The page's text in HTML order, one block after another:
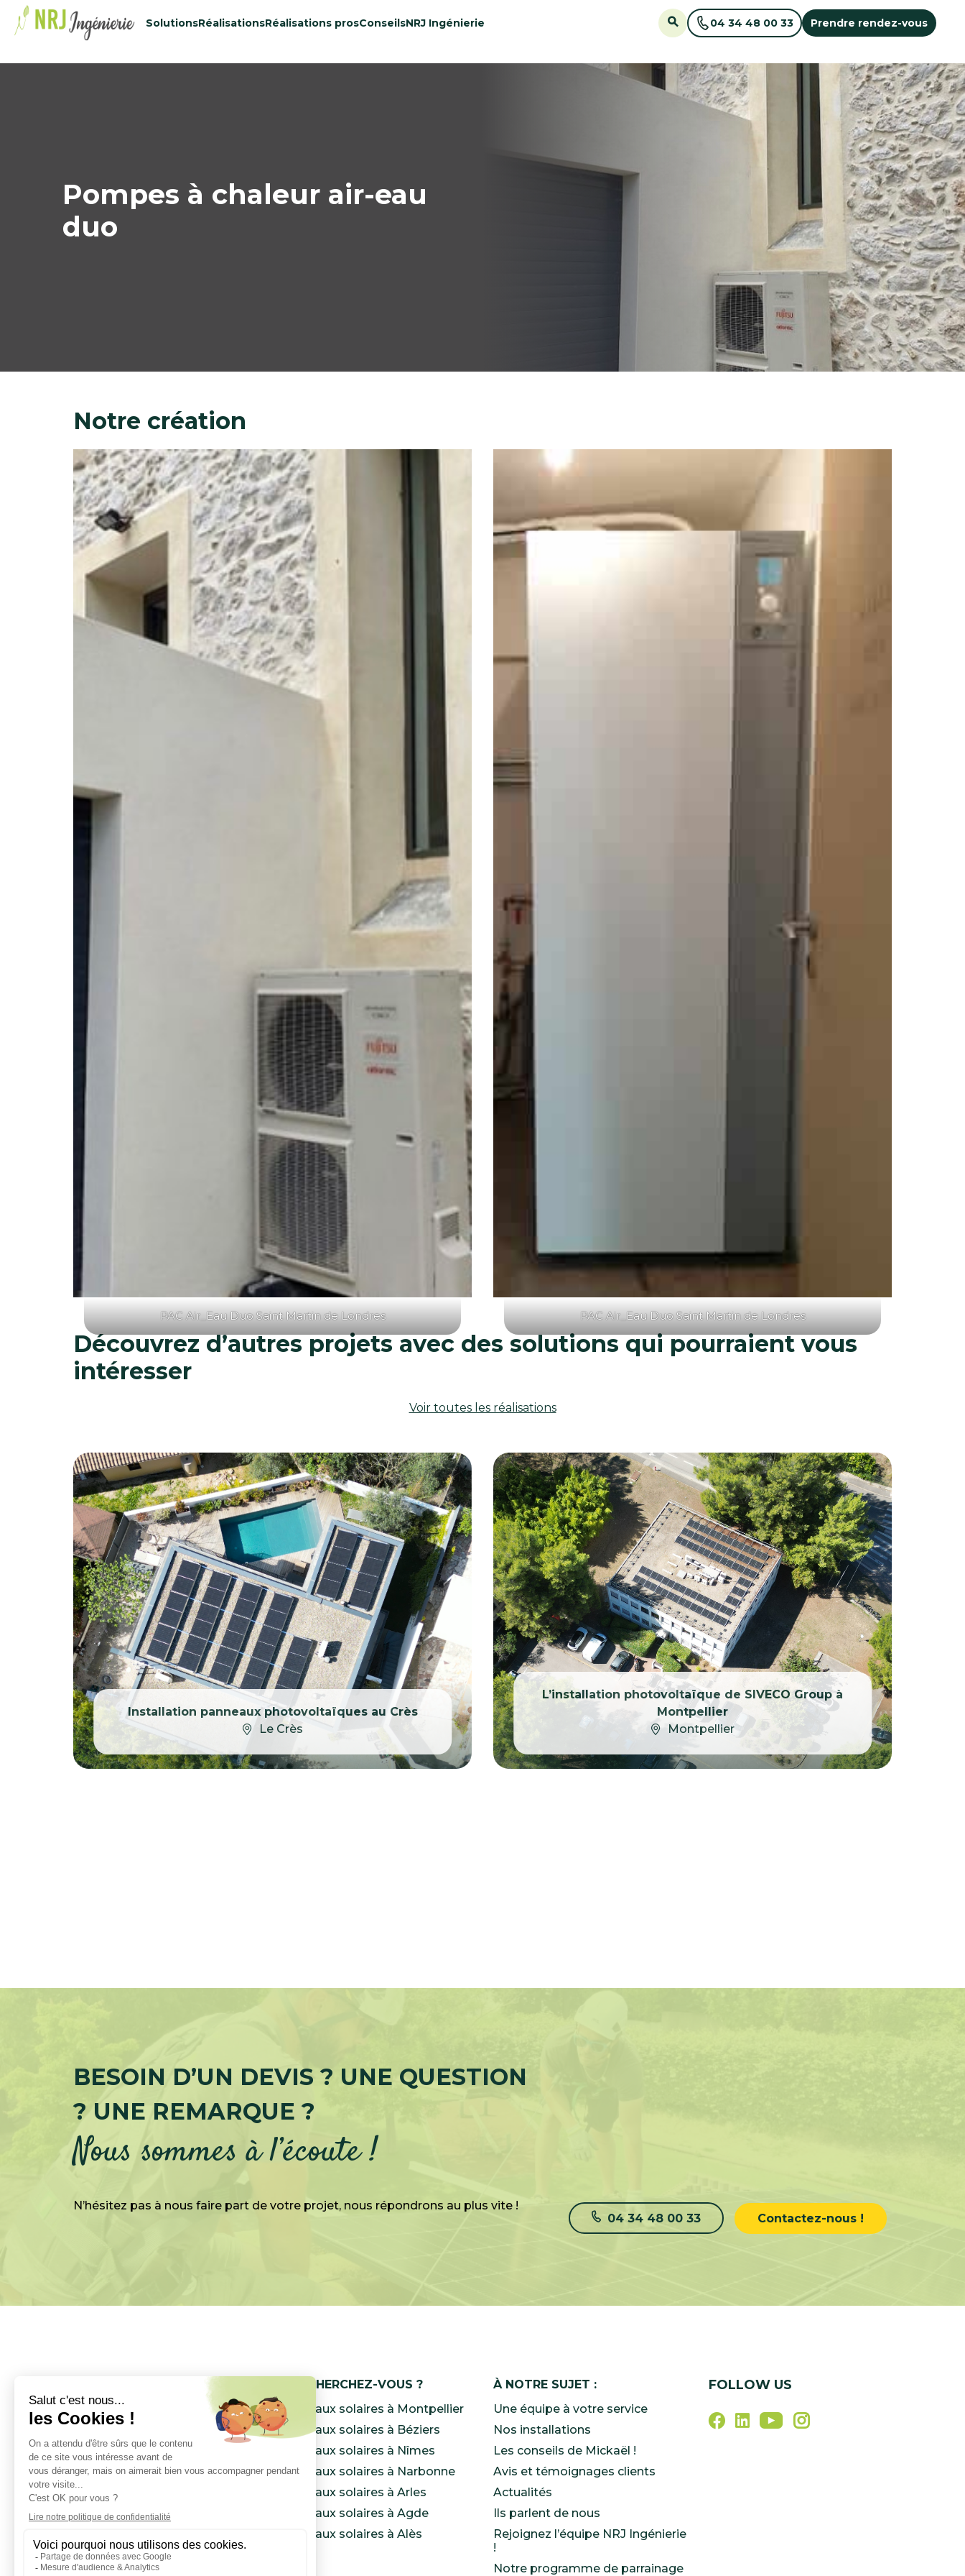
48434515
SolutionsRéalisationsRéalisations prosConseilsNRJ Ingénierie 04 34 48 00 33 Prendre rendez-vous
Pompes à chaleur air-eau
duo
Notre création
PAC Air_Eau Duo Saint Martin de Londres PAC Air_Eau Duo Saint Martin de Londres
Découvrez d’autres projets avec des solutions qui pourraient vous
intéresser
Voir toutes les réalisations
Installation panneaux photovoltaïques au Crès
Le Crès
L’installation photovoltaïque de SIVECO Group à
Montpellier
Montpellier
BESOIN D’UN DEVIS ? UNE QUESTION
? UNE REMARQUE ?
Nous sommes à l’écoute !
N’hésitez pas à nous faire part de votre projet, nous répondrons au plus vite !
04 34 48 00 33
Contactez-nous !
QUE CHERCHEZ-VOUS ?
Panneaux solaires à Montpellier
Panneaux solaires à Béziers
Panneaux solaires à Nîmes
Panneaux solaires à Narbonne
Panneaux solaires à Arles
Panneaux solaires à Agde
Panneaux solaires à Alès
À NOTRE SUJET :
Une équipe à votre service
Nos installations
Les conseils de Mickaël !
Avis et témoignages clients
Actualités
Ils parlent de nous
Rejoignez l’équipe NRJ Ingénierie
!
Notre programme de parrainage
FOLLOW US